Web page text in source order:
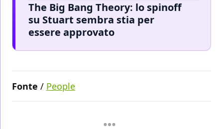
The Big Bang Theory: lo spinoff
su Stuart sembra stia per
essere approvato
Fonte / People